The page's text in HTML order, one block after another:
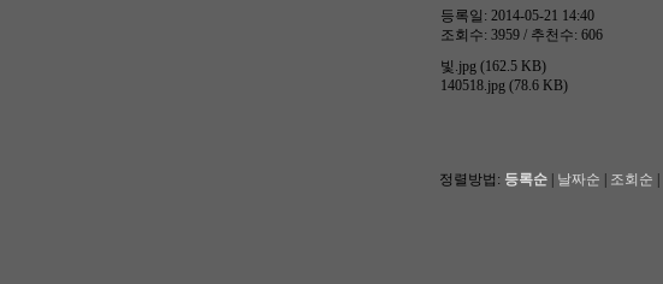
등록일: 2014-05-21 14:40
조회수: 3959 / 추천수: 606
빛.jpg (162.5 KB)
140518.jpg (78.6 KB)
정렬방법: 등록순 날짜순 조회순